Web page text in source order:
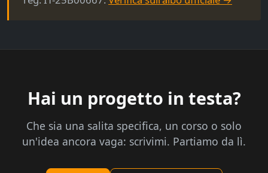
Hai un progetto in testa?
Che sia una salita specifica, un corso o solo
un'idea ancora vaga: scrivimi. Partiamo da lì.